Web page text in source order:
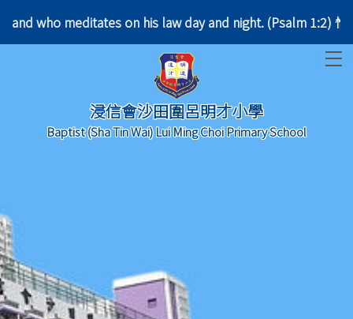
who meditates on his law day and night. (Psalm 1:2) 惟
浸信會沙田圍呂明才小學
Baptist (Sha Tin Wai) Lui Ming Choi Primary School